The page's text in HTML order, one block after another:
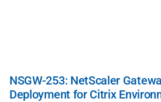
NSGW-253: NetScaler
Deployment for Citrix